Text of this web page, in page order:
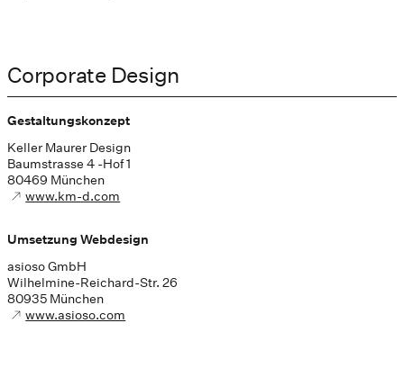
Corporate Design
Gestaltungskonzept
Keller Maurer Design
Baumstrasse 4 -Hof 1
80469 München
www.km-d.com
Umsetzung Webdesign
asioso GmbH
Wilhelmine-Reichard-Str. 26
80935 München
www.asioso.com